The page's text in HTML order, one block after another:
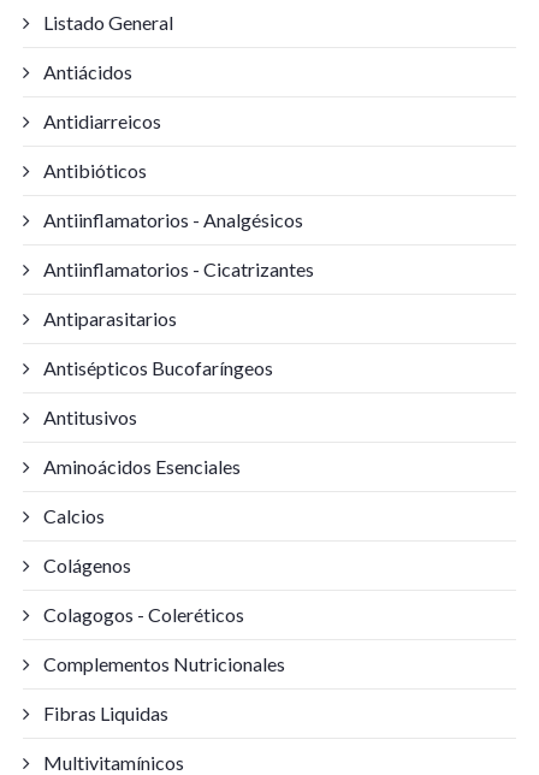
Listado General
Antiácidos
Antidiarreicos
Antibióticos
Antiinflamatorios - Analgésicos
Antiinflamatorios - Cicatrizantes
Antiparasitarios
Antisépticos Bucofaríngeos
Antitusivos
Aminoácidos Esenciales
Calcios
Colágenos
Colagogos - Coleréticos
Complementos Nutricionales
Fibras Liquidas
Multivitamínicos